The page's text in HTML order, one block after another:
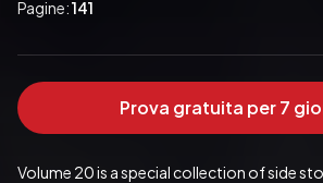
Pagine:141
Prova gratuita per 7
Volume 20 is a special collection of side